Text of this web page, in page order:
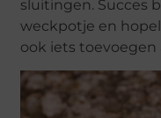
sluitingen. Succes
weckpotje en
ook iets toevoegen